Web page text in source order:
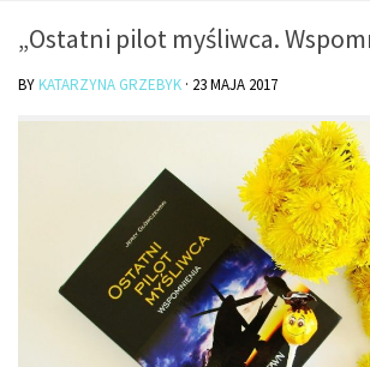
Czytam
Piszę
Jestem kobietą
Jestem dziennikarką
Jestem blogerką
Jestem panią domu
„Ostatni pilot myśliwca.
BY KATARZYNA GRZEBYK · 23 MAJA 2017